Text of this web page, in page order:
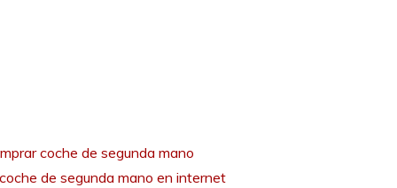
coche de segunda mano
de segunda mano en internet